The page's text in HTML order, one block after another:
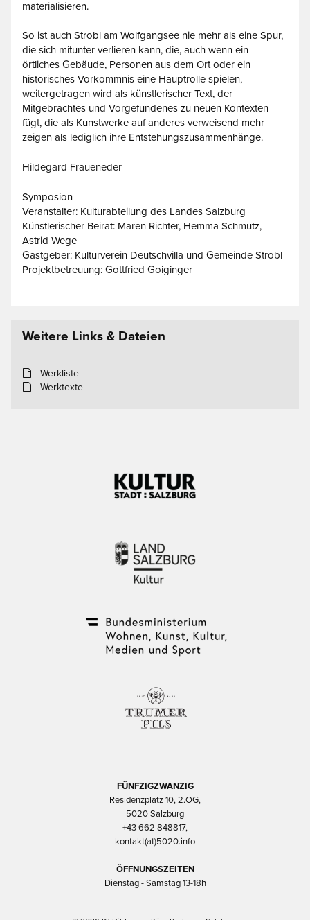
materialisieren.
So ist auch Strobl am Wolfgangsee nie mehr als eine Spur,
die sich mitunter verlieren kann, die, auch wenn ein
örtliches Gebäude, Personen aus dem Ort oder ein
historisches Vorkommnis eine Hauptrolle spielen,
weitergetragen wird als künstlerischer Text, der
Mitgebrachtes und Vorgefundenes zu neuen Kontexten
fügt, die als Kunstwerke auf anderes verweisend mehr
zeigen als lediglich ihre Entstehungszusammenhänge.
Hildegard Fraueneder
Symposion
Veranstalter: Kulturabteilung des Landes Salzburg
Künstlerischer Beirat: Maren Richter, Hemma Schmutz,
Astrid Wege
Gastgeber: Kulturverein Deutschvilla und Gemeinde Strobl
Projektbetreuung: Gottfried Goiginger
Weitere Links & Dateien
Werkliste
Werktexte
FÜNFZIGZWANZIG
Residenzplatz 10, 2.OG,
5020 Salzburg
+43 662 848817,
kontakt(at)5020.info
ÖFFNUNGSZEITEN
Dienstag - Samstag 13-18h